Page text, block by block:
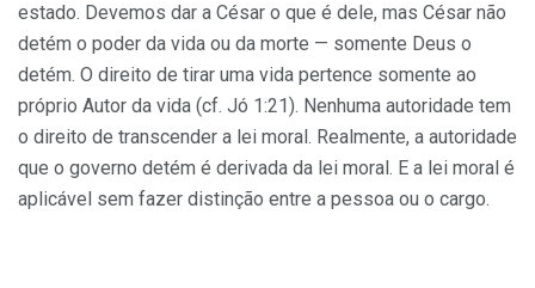
estado. Devemos dar a César o que é dele, mas César não
detém o poder da vida ou da morte — somente Deus o
detém. O direito de tirar uma vida pertence somente ao
próprio Autor da vida (cf. Jó 1:21). Nenhuma autoridade tem
o direito de transcender a lei moral. Realmente, a autoridade
que o governo detém é derivada da lei moral. E a lei moral é
aplicável sem fazer distinção entre a pessoa ou o cargo.